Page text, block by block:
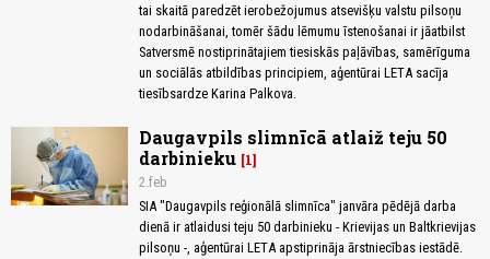
tai skaitā paredzēt ierobežojumus atsevišķu valstu pilsoņu
nodarbināšanai, tomēr šādu lēmumu īstenošanai ir jāatbilst
Satversmē nostiprinātajiem tiesiskās paļāvības, samērīguma
un sociālās atbildības principiem, aģentūrai LETA sacīja
tiesībsardze Karina Palkova.
Daugavpils slimnīcā atlaiž teju 50
darbinieku 1
2.feb
SIA "Daugavpils reģionālā slimnīca" janvāra pēdējā darba
dienā ir atlaidusi teju 50 darbinieku - Krievijas un Baltkrievijas
pilsoņu -, aģentūrai LETA apstiprināja ārstniecības iestādē.